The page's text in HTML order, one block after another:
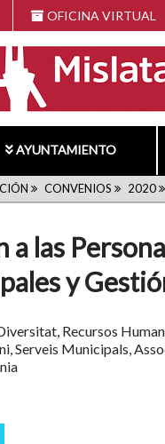
OFICINA VIRTUAL
AYUNTAMIENTO
CONVENIOS 2020
las
y
Recursos
Serveis Municipals,